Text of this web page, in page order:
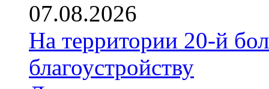
07.08.2026
На территории 20-й
благоустройству